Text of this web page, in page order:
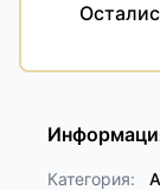
Категория: